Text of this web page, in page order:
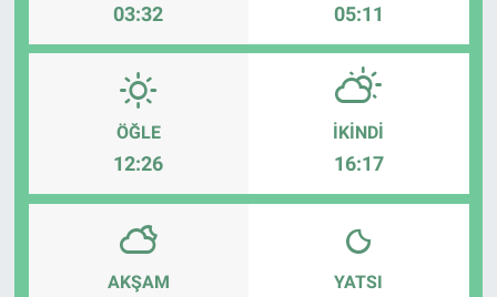
03:32 05:11
ÖĞLE
12:26
İKINDI
16:17
AKŞAM YATSI